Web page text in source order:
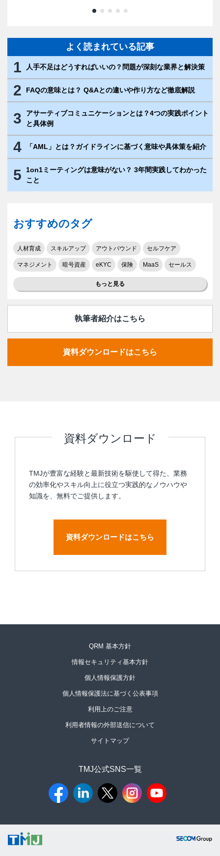
よく読まれている記事
1 人手不足はどうすればいいの？問題が深刻な業界と解決策
2 FAQの意味とは？ Q&Aとの違いや作り方など徹底解説
3
アサーティブコミュニケーションとは？4つの実践ポイント
と具体例
4 「AML」とは？ガイドラインに基づく意味や具体策を紹介
5
1on1ミーティングは意味がない？ 3年間実践してわかった
こと
おすすめのタグ
人材育成 スキルアップ アウトバウンド セルフケア
マネジメント 暗号資産 eKYC 保険 MaaS セールス
もっと見る
執筆者紹介はこちら
資料ダウンロードはこちら
資料ダウンロード
TMJが豊富な経験と最新技術を駆使して得た、業務
の効率化やスキル向上に役立つ実践的なノウハウや
知識を、無料でご提供します。
資料ダウンロードはこちら
QRM 基本方針
情報セキュリティ基本方針
個人情報保護方針
個人情報保護法に基づく公表事項
利用上のご注意
利用者情報の外部送信について
サイトマップ
TMJ公式SNS一覧​